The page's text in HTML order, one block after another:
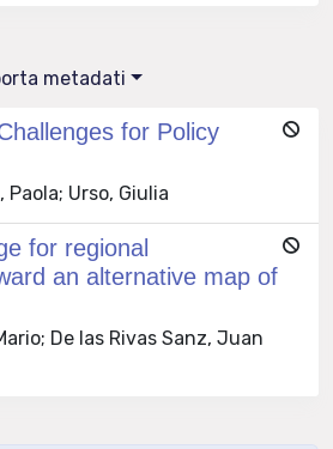
metadati
for Policy
Urso, Giulia
for regional
an alternative map of
De las Rivas Sanz, Juan